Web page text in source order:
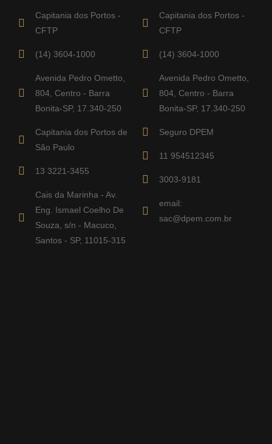
Capitania dos Portos -
CFTP
(14) 3604-1000
Avenida Pedro Ometto,
804, Centro - Barra
Bonita-SP, 17.340-250
Capitania dos Portos de
São Paulo
13 3221-3455
Cais da Marinha - Av.
Eng. Ismael Coelho De
Souza, s/n - Macuco,
Santos - SP, 11015-315
Capitania dos Portos -
CFTP
(14) 3604-1000
Avenida Pedro Ometto,
804, Centro - Barra
Bonita-SP, 17.340-250
Seguro DPEM
11 954512345
3003-9181
email:
sac@dpem.com.br